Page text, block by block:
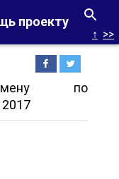
проекту
↑ >>
по